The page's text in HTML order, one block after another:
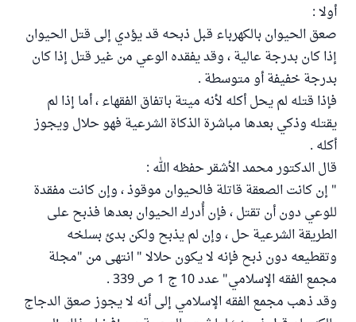
أولا :
صعق الحيوان بالكهرباء قبل ذبحه قد يؤدي إلى قتل الحيوان
إذا كان بدرجة عالية ، وقد يفقده الوعي من غير قتل إذا كان
بدرجة خفيفة أو متوسطة .
فإذا قتله لم يحل أكله لأنه ميتة باتفاق الفقهاء ، أما إذا لم
يقتله وذكي بعدها مباشرة الذكاة الشرعية فهو حلال ويجوز
أكله .
قال الدكتور محمد الأشقر حفظه الله :
" إن كانت الصعقة قاتلة فالحيوان موقوذ ، وإن كانت مفقدة
للوعي دون أن تقتل ، فإن أُدرك الحيوان بعدها فذبح على
الطريقة الشرعية حل ، وإن لم يذبح ولكن بدئ بسلخه
وتقطيعه دون ذبح فإنه لا يكون حلالا " انتهى من "مجلة
مجمع الفقه الإسلامي" عدد 10 ج 1 ص 339 .
وقد ذهب مجمع الفقه الإسلامي إلى أنه لا يجوز صعق الدجاج